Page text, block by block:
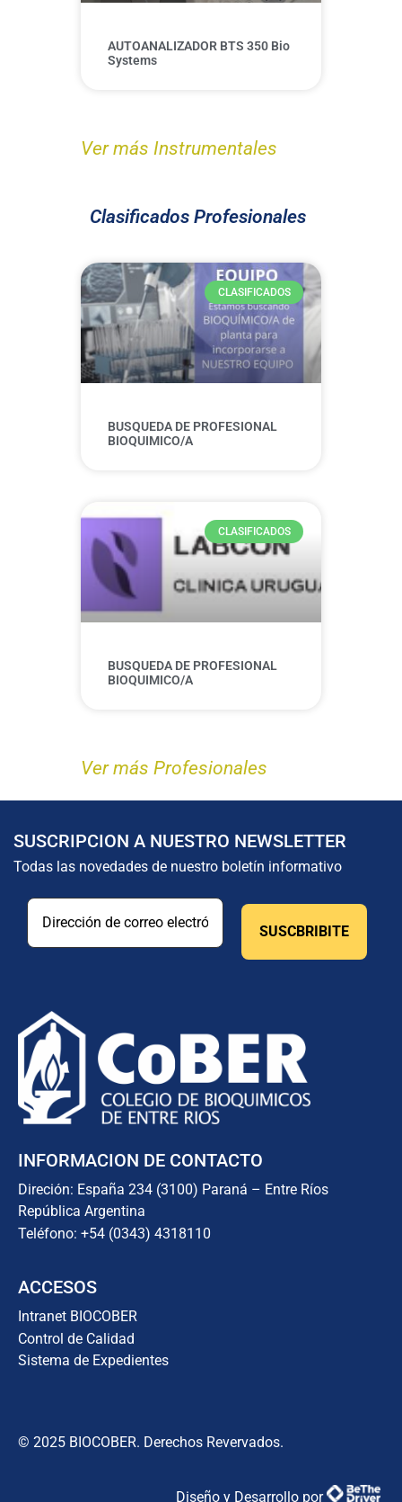
AUTOANALIZADOR BTS 350 Bio
Systems
Ver más Instrumentales
Clasificados Profesionales
CLASIFICADOS
BUSQUEDA DE PROFESIONAL
BIOQUIMICO/A
CLASIFICADOS
BUSQUEDA DE PROFESIONAL
BIOQUIMICO/A
Ver más Profesionales
SUSCRIPCION A NUESTRO NEWSLETTER
Todas las novedades de nuestro boletín informativo
INFORMACION DE CONTACTO
Direción: España 234 (3100) Paraná – Entre Ríos
República Argentina
Teléfono: +54 (0343) 4318110
ACCESOS
Intranet BIOCOBER
Control de Calidad
Sistema de Expedientes
© 2025 BIOCOBER. Derechos Revervados.
Diseño y Desarrollo por